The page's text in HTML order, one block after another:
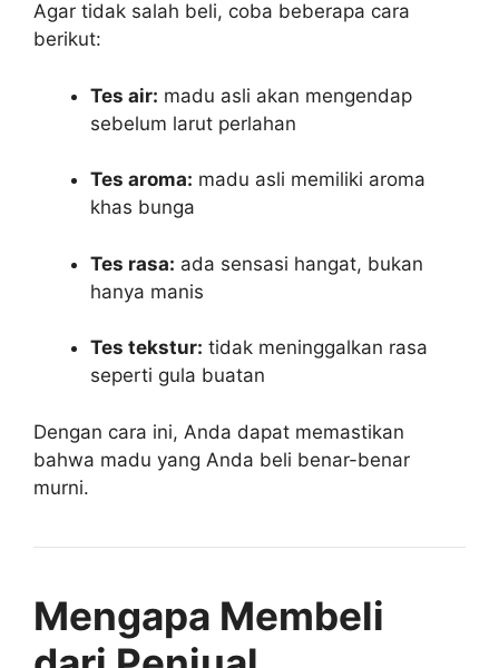
Agar tidak salah beli, coba beberapa cara
berikut:
Tes air: madu asli akan mengendap
sebelum larut perlahan
Tes aroma: madu asli memiliki aroma
khas bunga
Tes rasa: ada sensasi hangat, bukan
hanya manis
Tes tekstur: tidak meninggalkan rasa
seperti gula buatan
Dengan cara ini, Anda dapat memastikan
bahwa madu yang Anda beli benar-benar
murni.
Mengapa Membeli